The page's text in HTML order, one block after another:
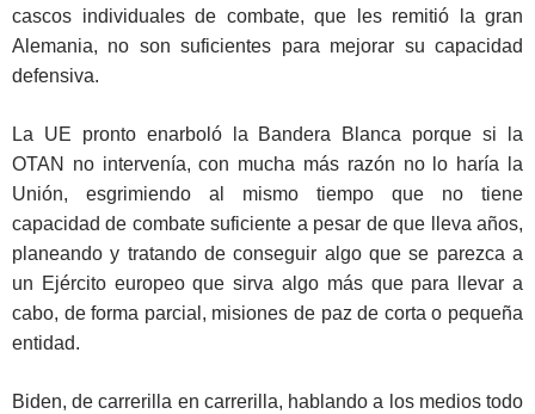
cascos individuales de combate, que les remitió la gran
Alemania, no son suficientes para mejorar su capacidad
defensiva.
La UE pronto enarboló la Bandera Blanca porque si la
OTAN no intervenía, con mucha más razón no lo haría la
Unión, esgrimiendo al mismo tiempo que no tiene
capacidad de combate suficiente a pesar de que lleva años,
planeando y tratando de conseguir algo que se parezca a
un Ejército europeo que sirva algo más que para llevar a
cabo, de forma parcial, misiones de paz de corta o pequeña
entidad.
Biden, de carrerilla en carrerilla, hablando a los medios todo